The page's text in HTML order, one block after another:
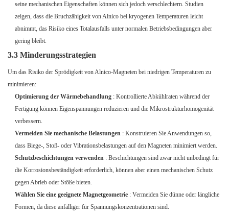
seine mechanischen Eigenschaften können sich jedoch verschlechtern. Studien
zeigen, dass die Bruchzähigkeit von Alnico bei kryogenen Temperaturen leicht
abnimmt, das Risiko eines Totalausfalls unter normalen Betriebsbedingungen aber
gering bleibt.
3.3 Minderungsstrategien
Um das Risiko der Sprödigkeit von Alnico-Magneten bei niedrigen Temperaturen zu
minimieren:
Optimierung der Wärmebehandlung : Kontrollierte Abkühlraten während der
Fertigung können Eigenspannungen reduzieren und die Mikrostrukturhomogenität
verbessern.
Vermeiden Sie mechanische Belastungen : Konstruieren Sie Anwendungen so,
dass Biege-, Stoß- oder Vibrationsbelastungen auf den Magneten minimiert werden.
Schutzbeschichtungen verwenden : Beschichtungen sind zwar nicht unbedingt für
die Korrosionsbeständigkeit erforderlich, können aber einen mechanischen Schutz
gegen Abrieb oder Stöße bieten.
Wählen Sie eine geeignete Magnetgeometrie : Vermeiden Sie dünne oder längliche
Formen, da diese anfälliger für Spannungskonzentrationen sind.